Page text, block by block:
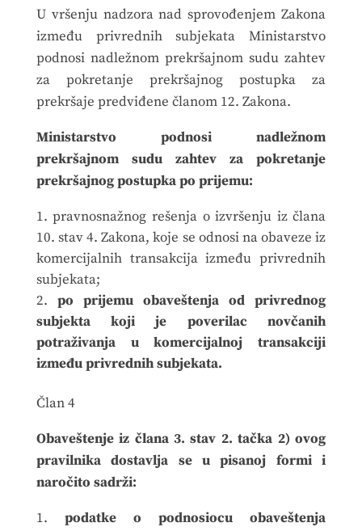
U vršenju nadzora nad sprovođenjem Zakona
između privrednih subjekata Ministarstvo
podnosi nadležnom prekršajnom sudu zahtev
za pokretanje prekršajnog postupka za
prekršaje predviđene članom 12. Zakona.
Ministarstvo podnosi nadležnom
prekršajnom sudu zahtev za pokretanje
prekršajnog postupka po prijemu:
pravnosnažnog rešenja o izvršenju iz člana
10. stav 4. Zakona, koje se odnosi na obaveze iz
komercijalnih transakcija između privrednih
subjekata;
po prijemu obaveštenja od privrednog
subjekta koji je poverilac novčanih
potraživanja u komercijalnoj transakciji
između privrednih subjekata.
Član 4
Obaveštenje iz člana 3. stav 2. tačka 2) ovog
pravilnika dostavlja se u pisanoj formi i
naročito sadrži:
podatke o podnosiocu obaveštenja